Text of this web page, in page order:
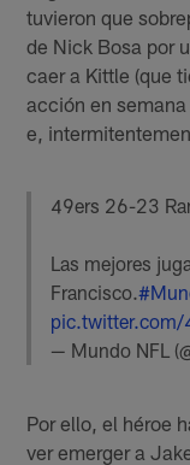
tuvieron que
de Nick Bosa por
caer a Kittle (que
acción en
e,
49ers 26-23
Las mejores
Francisco.
pic.twitter.com/
— Mundo NFL
Por ello, el héroe
ver emerger a